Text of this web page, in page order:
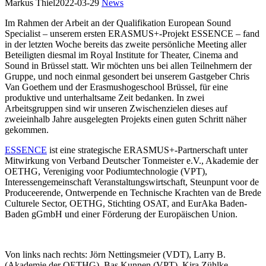
Markus Thiel2022-03-29 News
Im Rahmen der Arbeit an der Qualifikation European Sound
Specialist – unserem ersten ERASMUS+-Projekt ESSENCE – fand
in der letzten Woche bereits das zweite persönliche Meeting aller
Beteiligten diesmal im Royal Institute for Theater, Cinema and
Sound in Brüssel statt. Wir möchten uns bei allen Teilnehmern der
Gruppe, und noch einmal gesondert bei unserem Gastgeber Chris
Van Goethem und der Erasmushogeschool Brüssel, für eine
produktive und unterhaltsame Zeit bedanken. In zwei
Arbeitsgruppen sind wir unseren Zwischenzielen dieses auf
zweieinhalb Jahre ausgelegten Projekts einen guten Schritt näher
gekommen.
ESSENCE ist eine strategische ERASMUS+-Partnerschaft unter
Mitwirkung von Verband Deutscher Tonmeister e.V., Akademie der
OETHG, Vereniging voor Podiumtechnologie (VPT),
Interessengemeinschaft Veranstaltungswirtschaft, Steunpunt voor de
Produceerende, Ontwerpende en Technische Krachten van de Brede
Culturele Sector, OETHG, Stichting OSAT, and EurAka Baden-
Baden gGmbH und einer Förderung der Europäischen Union.
Von links nach rechts: Jörn Nettingsmeier (VDT), Larry B.